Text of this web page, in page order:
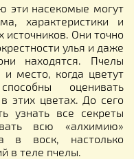
эти насекомые могут
характеристики и
Они точно
улья и даже
находятся. Пчелы
место, когда цветут
оценивать
этих цветах. До сего
узнать все секреты
всю «алхимию»
в воск, настолько
в теле пчелы.